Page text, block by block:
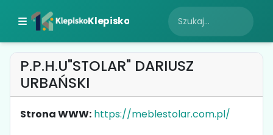
Klepisko
P.P.H.U"STOLAR" DARIUSZ
URBAŃSKI
Strona WWW: https://meblestolar.com.pl/